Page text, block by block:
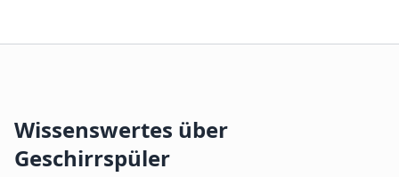
Wissenswertes über
Geschirrspüler